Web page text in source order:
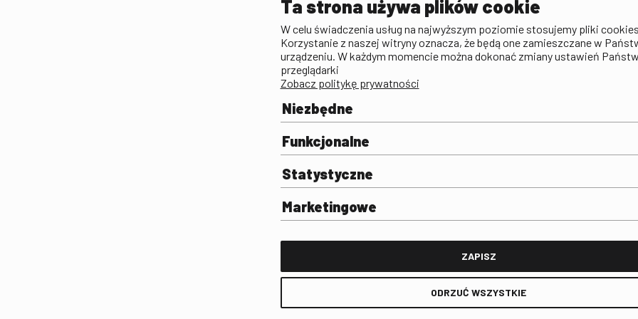
Biogramy.pl. Polski Portal
Filmoteka Szkolna
Olimpiada Wiedzy o Filmie i
Komunikacji Społecznej
Repozytorium Cyfrowe
Wynajem przestrzeni FINA
Publicystyka filmowa
Deklaracja dostępności
Polityka antykorupcyjna
Praca w FINA
Ta strona używa plików cookie
W celu świadczenia usług na najwyższym poziomie stosujemy pliki cookies.
Korzystanie z naszej witryny oznacza, że będą one zamieszczane w
urządzeniu. W każdym momencie można dokonać zmiany ustawień
przeglądarki
Zobacz politykę prywatności
Niezbędne
Funkcjonalne
Statystyczne
Marketingowe
ZAPISZ
ODRZUĆ WSZYSTKIE